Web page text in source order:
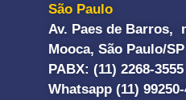
São Paulo
Av. Paes de Barros,
Mooca, São Paulo/SP
PABX: (11) 2268-3555
Whatsapp (11)